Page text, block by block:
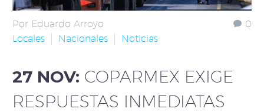
0
Por Eduardo Arroyo
Locales
Nacionales Noticias
27 NOV: COPARMEX EXIGE
RESPUESTAS INMEDIATAS